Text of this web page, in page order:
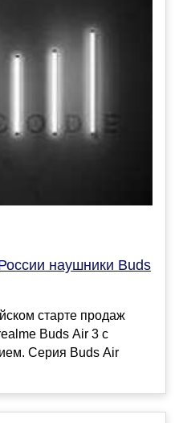
наушники Buds
старте продаж
Buds Air 3 с
Серия Buds Air